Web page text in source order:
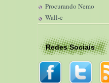
Procurando Nemo
Wall-e
Redes Sociais